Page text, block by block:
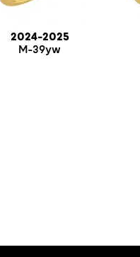
2024-2025
M-39yw